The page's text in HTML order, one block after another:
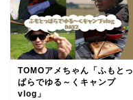
TOMOアメちゃん「ふもとっ
ぱらでゆる～くキャンプ
vlog」